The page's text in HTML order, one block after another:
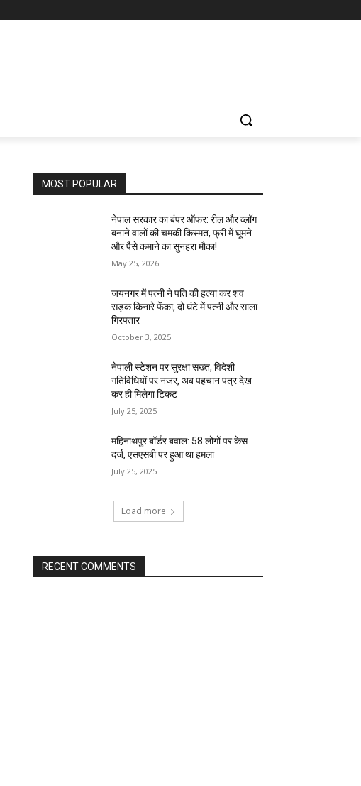
MOST POPULAR
नेपाल सरकार का बंपर ऑफर: रील और व्लॉग
बनाने वालों की चमकी किस्मत, फ्री में घूमने
और पैसे कमाने का सुनहरा मौका!
May 25, 2026
जयनगर में पत्नी ने पति की हत्या कर शव
सड़क किनारे फेंका, दो घंटे में पत्नी और साला
गिरफ्तार
October 3, 2025
नेपाली स्टेशन पर सुरक्षा सख्त, विदेशी
गतिविधियों पर नजर, अब पहचान पत्र देख
कर ही मिलेगा टिकट
July 25, 2025
महिनाथपुर बॉर्डर बवाल: 58 लोगों पर केस
दर्ज, एसएसबी पर हुआ था हमला
July 25, 2025
Load more
RECENT COMMENTS